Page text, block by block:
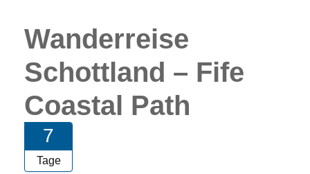
Wanderreise
Schottland – Fife
Coastal Path
7
Tage